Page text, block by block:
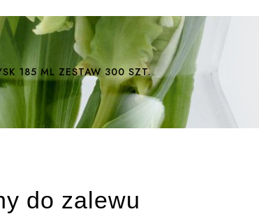
185 ML ZESTAW 300 SZT.
do zalewu